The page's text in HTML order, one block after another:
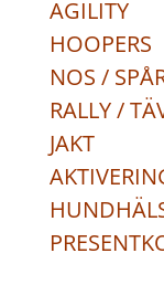
AGILITY
HOOPERS
NOS /
RALLY /
JAKT